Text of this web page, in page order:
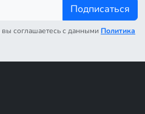
Подписаться
соглашаетесь с данными Политика